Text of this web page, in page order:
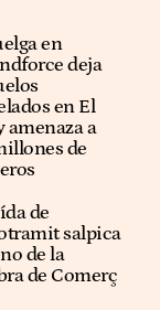
en
deja
en El
amenaza a
de
de
salpica
de la
de Comerç